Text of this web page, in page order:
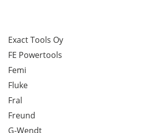
Exact Tools Oy
FE Powertools
Femi
Fluke
Fral
Freund
G-Wendt